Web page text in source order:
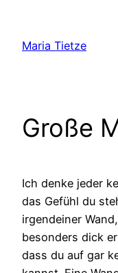
springen
Maria Tietze
Große
Ich denke jeder
das Gefühl du
irgendeiner
besonders dick
dass du auf gar